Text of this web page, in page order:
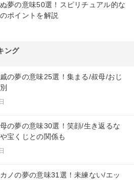
ぬ夢の意味50選！スピリチュアル的な
ポイントを解説
ング
戚の夢の意味25選！集まる/叔母/おじ
母の夢の意味30選！笑顔/生き返るな
宝くじとの関係も
カノの夢の意味31選！未練ない/エッ